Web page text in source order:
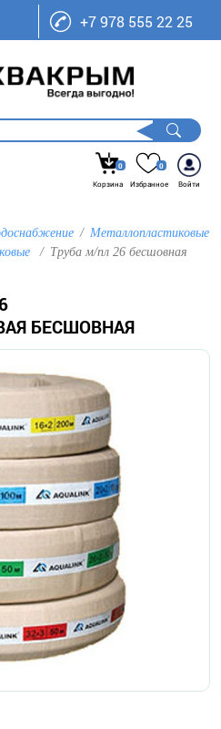
+7 978 555 22 25
0
Корзина
0
Избранное
Войти
Металлопластиковые
Труба м/пл 26 бесшовная
БЕСШОВНАЯ